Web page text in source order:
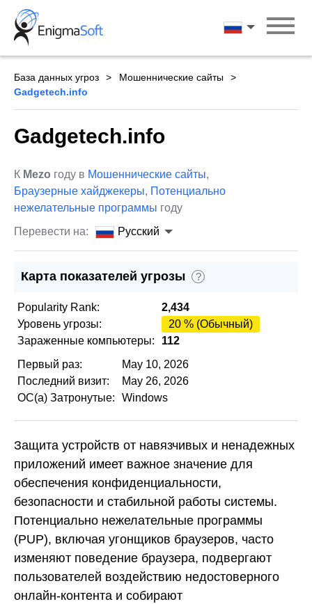
Skip
content
Русский
База данных угроз
Мошеннические сайты
Gadgetech.info
Gadgetech.info
К Mezo году в Мошеннические сайты,
Браузерные хайджекеры, Потенциально
нежелательные программы году
Перевести на:
Русский
Карта показателей угрозы ?
Popularity Rank:
2,434
Уровень угрозы:
20 % (Обычный)
Зараженные компьютеры:
112
Первый раз:
May 10, 2026
Последний визит:
May 26, 2026
ОС(а) Затронутые:
Windows
Защита устройств от навязчивых и ненадежных
приложений имеет важное значение для
обеспечения конфиденциальности,
безопасности и стабильной работы системы.
Потенциально нежелательные программы
(PUP), включая угонщиков браузеров, часто
изменяют поведение браузера, подвергают
пользователей воздействию недостоверного
онлайн-контента и собирают